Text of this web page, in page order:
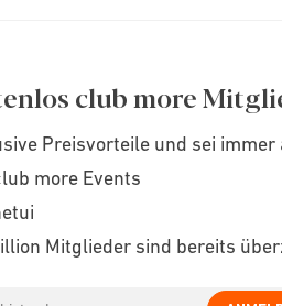
club more
Preisvorteile und sei
more Events
Mitglieder sind bereits